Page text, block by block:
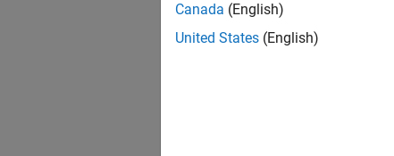
Canada (English)
United States (English)